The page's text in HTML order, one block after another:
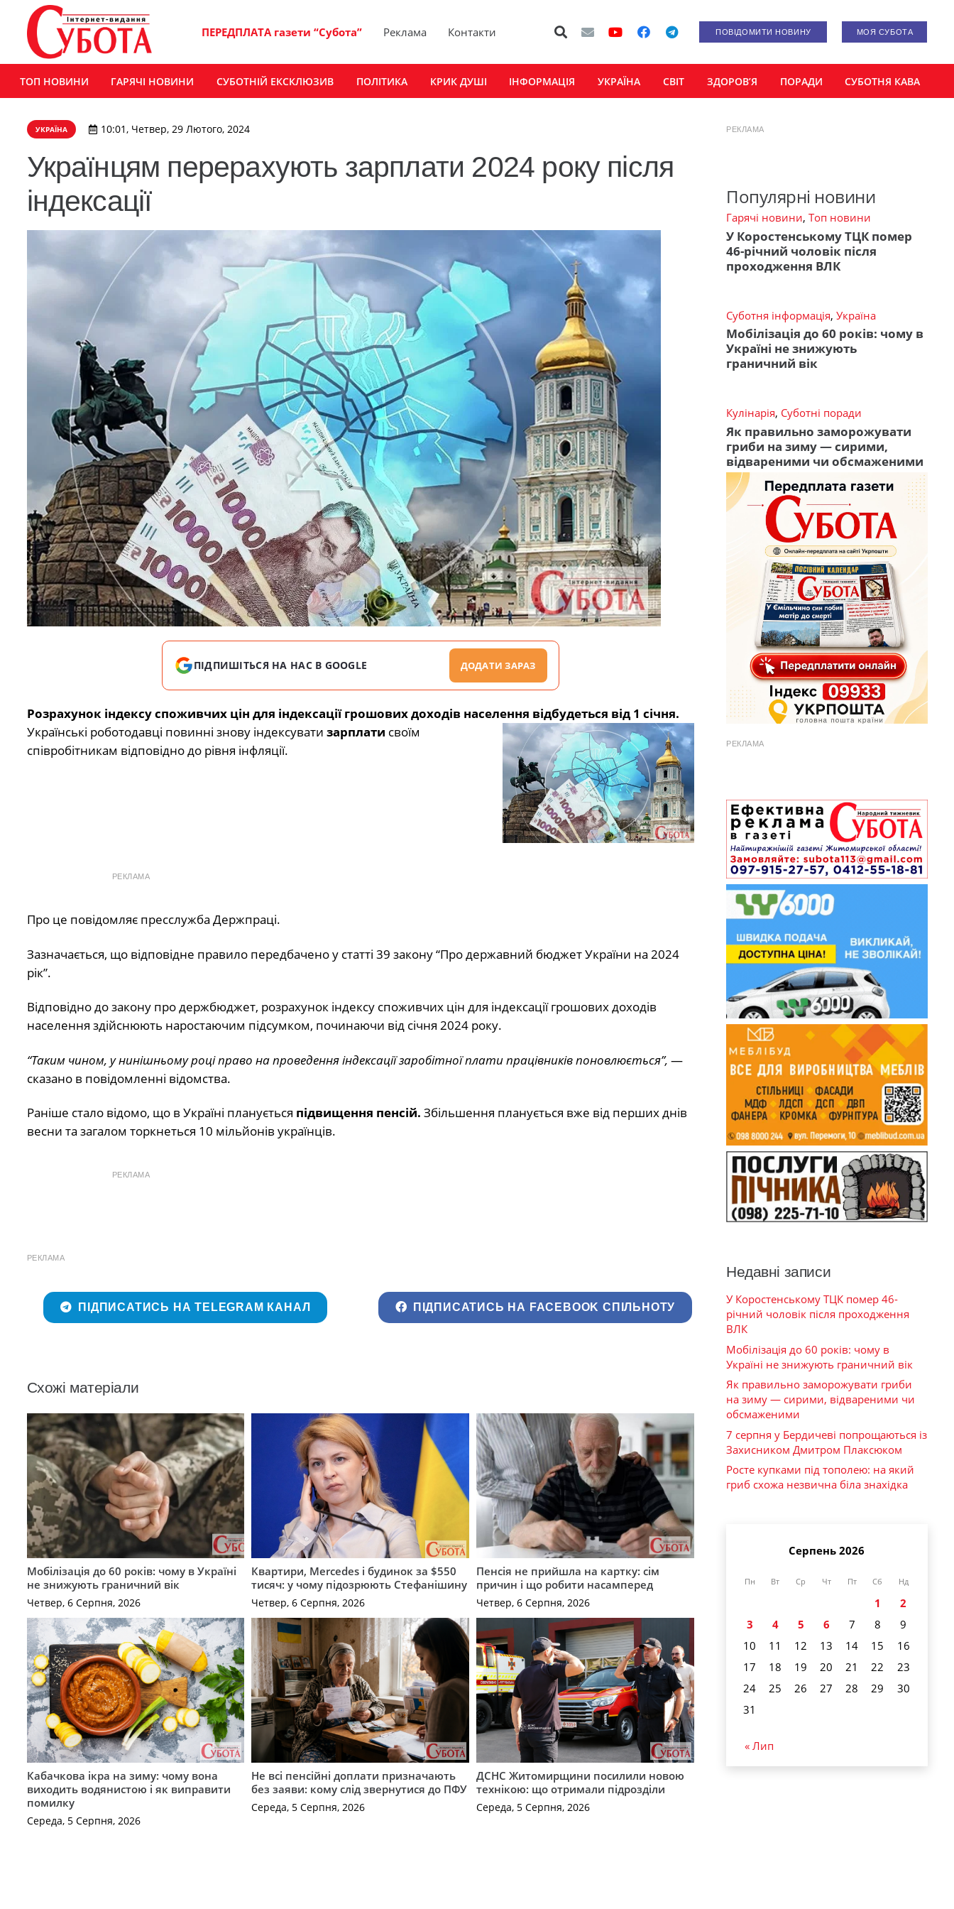
ПЕРЕДПЛАТА газети “Субота” Реклама Контакти ПОВІДОМИТИ НОВИНУ МОЯ СУБОТА
ТОП НОВИНИ ГАРЯЧІ НОВИНИ СУБОТНІЙ ЕКСКЛЮЗИВ ПОЛІТИКА КРИК ДУШІ ІНФОРМАЦІЯ УКРАЇНА СВІТ ЗДОРОВ’Я ПОРАДИ СУБОТНЯ КАВА
УКРАЇНА 10:01, Четвер, 29 Лютого, 2024
Українцям перерахують зарплати 2024 року після
індексації
ПІДПИШІТЬСЯ НА НАС В GOOGLE ДОДАТИ ЗАРАЗ
Розрахунок індексу споживчих цін для індексації грошових доходів населення відбудеться від 1 січня.
Українські роботодавці повинні знову індексувати зарплати своїм
співробітникам відповідно до рівня інфляції.
РЕКЛАМА
Про це повідомляє пресслужба Держпраці.
Зазначається, що відповідне правило передбачено у статті 39 закону “Про державний бюджет України на 2024
рік”.
Відповідно до закону про держбюджет, розрахунок індексу споживчих цін для індексації грошових доходів
населення здійснюють наростаючим підсумком, починаючи від січня 2024 року.
“Таким чином, у нинішньому році право на проведення індексації заробітної плати працівників поновлюється”, —
сказано в повідомленні відомства.
Раніше стало відомо, що в Україні планується підвищення пенсій. Збільшення планується вже від перших днів
весни та загалом торкнеться 10 мільйонів українців.
РЕКЛАМА
РЕКЛАМА
ПІДПИСАТИСЬ НА TELEGRAM КАНАЛ ПІДПИСАТИСЬ НА FACEBOOK СПІЛЬНОТУ
Схожі матеріали
Мобілізація до 60 років: чому в Україні
не знижують граничний вік
Четвер, 6 Серпня, 2026
Квартири, Mercedes і будинок за $550
тисяч: у чому підозрюють Стефанішину
Четвер, 6 Серпня, 2026
Пенсія не прийшла на картку: сім
причин і що робити насамперед
Четвер, 6 Серпня, 2026
Кабачкова ікра на зиму: чому вона
виходить водянистою і як виправити
помилку
Середа, 5 Серпня, 2026
Не всі пенсійні доплати призначають
без заяви: кому слід звернутися до ПФУ
Середа, 5 Серпня, 2026
ДСНС Житомирщини посилили новою
технікою: що отримали підрозділи
Середа, 5 Серпня, 2026
РЕКЛАМА
Популярні новини
Гарячі новини, Топ новини
У Коростенському ТЦК помер
46-річний чоловік після
проходження ВЛК
Суботня інформація, Україна
Мобілізація до 60 років: чому в
Україні не знижують
граничний вік
Кулінарія, Суботні поради
Як правильно заморожувати
гриби на зиму — сирими,
відвареними чи обсмаженими
РЕКЛАМА
Недавні записи
У Коростенському ТЦК помер 46-
річний чоловік після проходження
ВЛК
Мобілізація до 60 років: чому в
Україні не знижують граничний вік
Як правильно заморожувати гриби
на зиму — сирими, відвареними чи
обсмаженими
7 серпня у Бердичеві попрощаються із
Захисником Дмитром Плаксюком
Росте купками під тополею: на який
гриб схожа незвична біла знахідка
Серпень 2026
Пн Вт Ср Чт Пт Сб Нд
1
2
3
4 5 6 7 8
9
10
11 12 13 14 15
16
17
18 19 20 21 22
23
24
25 26 27 28 29
30
31
« Лип